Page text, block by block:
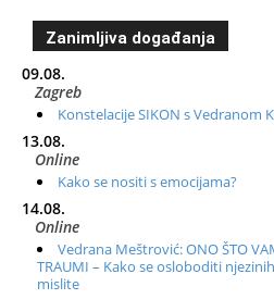
Zanimljiva događanja
09.08.
Zagreb
Konstelacije SIKON s Vedranom
13.08.
Online
Kako se nositi s emocijama?
14.08.
Online
Vedrana Meštrović: ONO ŠTO
TRAUMI – Kako se osloboditi
mislite